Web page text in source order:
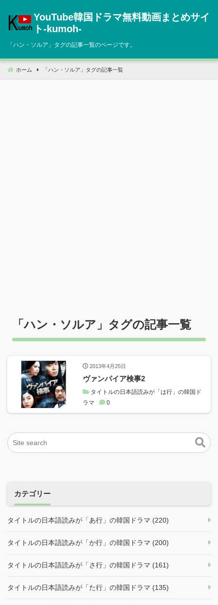
へ
動
YouTube韓国ドラマ無料動画まとめサイ
ト‐kumoh‐
「ハン・ソルア 」タグの記事一覧のページです。
ホーム 「 ハン・ソルア 」タグの記事一覧
「ハン・ソルア 」タグの記事一覧
2013年4月25日
ヴァンパイア検事2
タイトルの日本語読みが「は行」の韓国ド
ラマ
0
カテゴリー
タイトルの日本語読みが「あ行」の韓国ドラマ (220)
タイトルの日本語読みが「か行」の韓国ドラマ (200)
タイトルの日本語読みが「さ行」の韓国ドラマ (161)
タイトルの日本語読みが「た行」の韓国ドラマ (135)